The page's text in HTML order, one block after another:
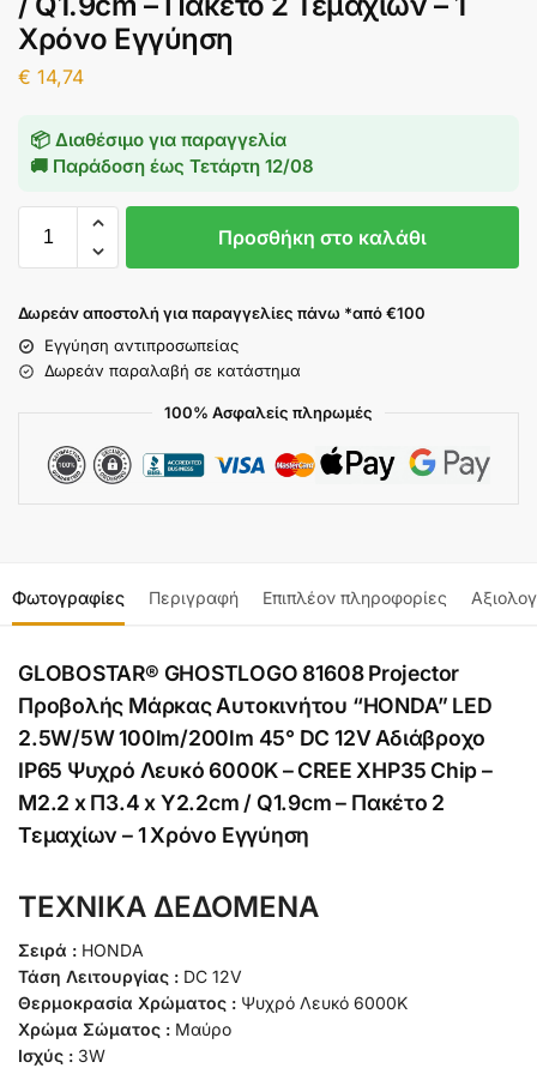
Χρόνο Εγγύηση
€ 14,74
📦 Διαθέσιμο για παραγγελία
🚚 Παράδοση έως Τετάρτη 12/08
Προσθήκη στο καλάθι
Δωρεάν αποστολή για παραγγελίες πάνω *από €100
Εγγύηση αντιπροσωπείας
Δωρεάν παραλαβή σε κατάστημα
100% Ασφαλείς πληρωμές
Φωτογραφίες Περιγραφή Επιπλέον πληροφορίες
GLOBOSTAR® GHOSTLOGO 81608 Projector
Προβολής Μάρκας Αυτοκινήτου “HONDA” LED
2.5W/5W 100lm/200lm 45° DC 12V Αδιάβροχο
IP65 Ψυχρό Λευκό 6000K – CREE XHP35 Chip –
Μ2.2 x Π3.4 x Υ2.2cm / Q1.9cm – Πακέτο 2
Τεμαχίων – 1 Χρόνο Εγγύηση
ΤΕΧΝΙΚΑ ΔΕΔΟΜΕΝΑ
Σειρά : HONDA
Τάση Λειτουργίας : DC 12V
Θερμοκρασία Χρώματος : Ψυχρό Λευκό 6000K
Χρώμα Σώματος : Μαύρο
Ισχύς : 3W